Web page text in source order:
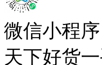
微信小程序
天下好货